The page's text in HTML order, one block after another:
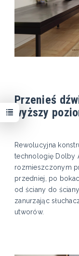
Przenieś
wyższy
Rewolucyjna
technologię Dolby
rozmieszczonym
przedniej, po
od ściany do
zanurzając
utworów.